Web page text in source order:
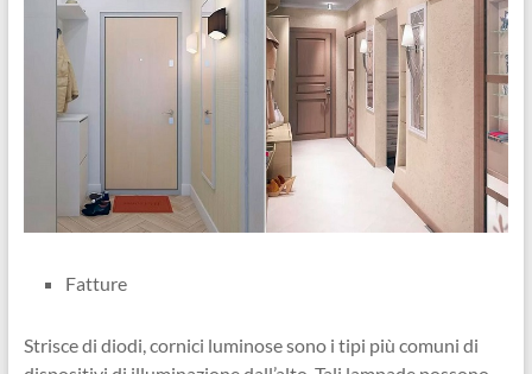
Fatture
Strisce di diodi, cornici luminose sono i tipi più comuni di